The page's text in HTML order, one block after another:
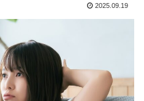
2025.09.19